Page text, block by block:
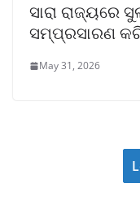
ସାରା
ସମ୍ପ୍ରସାରଣ
May 31, 2026